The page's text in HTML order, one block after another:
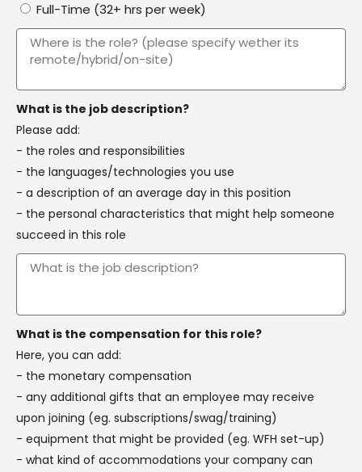
Full-Time (32+ hrs per week)
What is the job description?
Please add:
- the roles and responsibilities
- the languages/technologies you use
- a description of an average day in this position
- the personal characteristics that might help someone
succeed in this role
What is the compensation for this role?
Here, you can add:
- the monetary compensation
- any additional gifts that an employee may receive
upon joining (eg. subscriptions/swag/training)
- equipment that might be provided (eg. WFH set-up)
- what kind of accommodations your company can